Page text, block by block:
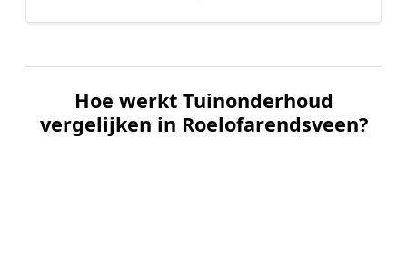
Hoe werkt Tuinonderhoud
vergelijken in Roelofarendsveen?